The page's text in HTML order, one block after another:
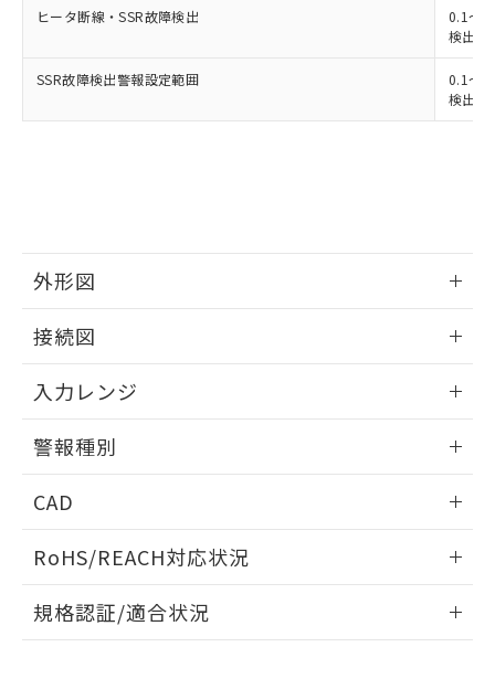
ヒータ断線・SSR故障検出
0.1～
検出最
SSR故障検出警報設定範囲
0.1～
検出最
外形図
接続図
入力レンジ
警報種別
CAD
ドすることができます。
ログイン/会員登録
RoHS/REACH対応状況
EU RoHS 注意事項・凡例
規格認証/適合状況